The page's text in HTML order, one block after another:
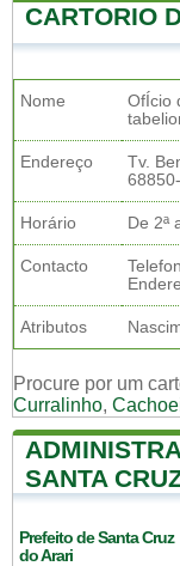
CARTORIO
Nome
OfÍcio
Endereço
Tv.
Horário De 2ª
Contacto
Atributos
Procure por um
Curralinho,
SANTA
Prefeito de Santa Cruz
do Arari